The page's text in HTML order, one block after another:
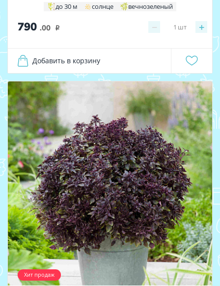
до 30 м солнце вечнозеленый
790 .00 i − +
1 шт
Добавить в корзину
Хит продаж